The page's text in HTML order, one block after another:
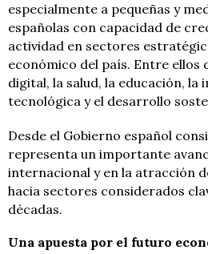
especialmente a pequeñas y
españolas con capacidad de
actividad en sectores
económico del país. Entre ellos
digital, la salud, la educación, la
tecnológica y el desarrollo
Desde el Gobierno español
representa un importante
internacional y en la atracción
hacia sectores considerados
décadas.
Una apuesta por el futuro